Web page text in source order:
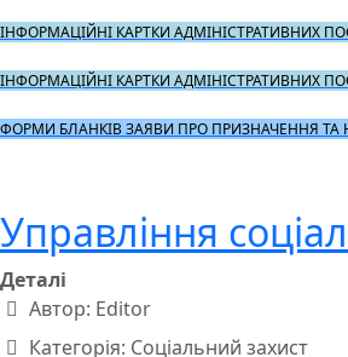
ІНФОРМАЦІЙНІ КАРТКИ АДМІНІСТРАТИВНИХ
ІНФОРМАЦІЙНІ КАРТКИ АДМІНІСТРАТИВНИХ
ФОРМИ БЛАНКІВ ЗАЯВИ ПРО ПРИЗНАЧЕННЯ ТА
Управління
Деталі
Автор: Editor
Категорія: Соціальний захист